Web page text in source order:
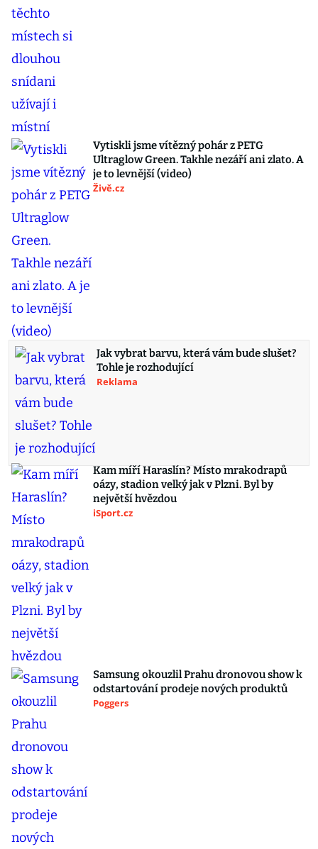
Vytiskli jsme vítězný pohár z PETG
Ultraglow Green. Takhle nezáří ani zlato. A
je to levnější (video)
Živě.cz
Jak vybrat barvu, která vám bude slušet?
Tohle je rozhodující
Reklama
Kam míří Haraslín? Místo mrakodrapů
oázy, stadion velký jak v Plzni. Byl by
největší hvězdou
iSport.cz
Samsung okouzlil Prahu dronovou show k
odstartování prodeje nových produktů
Poggers